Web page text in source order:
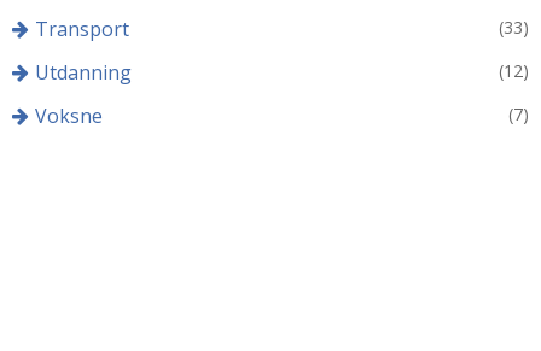
Transport (33)
Utdanning (12)
Voksne (7)